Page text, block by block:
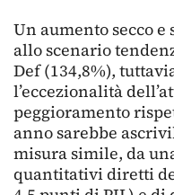
Un aumento secco
allo scenario
Def (134,8%),
l’eccezionalità
peggioramento
anno sarebbe
misura simile, da
quantitativi diretti